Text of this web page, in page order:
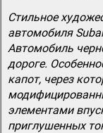
Стильное
автомобиля
Автомобиль
дороге.
капот, через
элементами
приглушенных